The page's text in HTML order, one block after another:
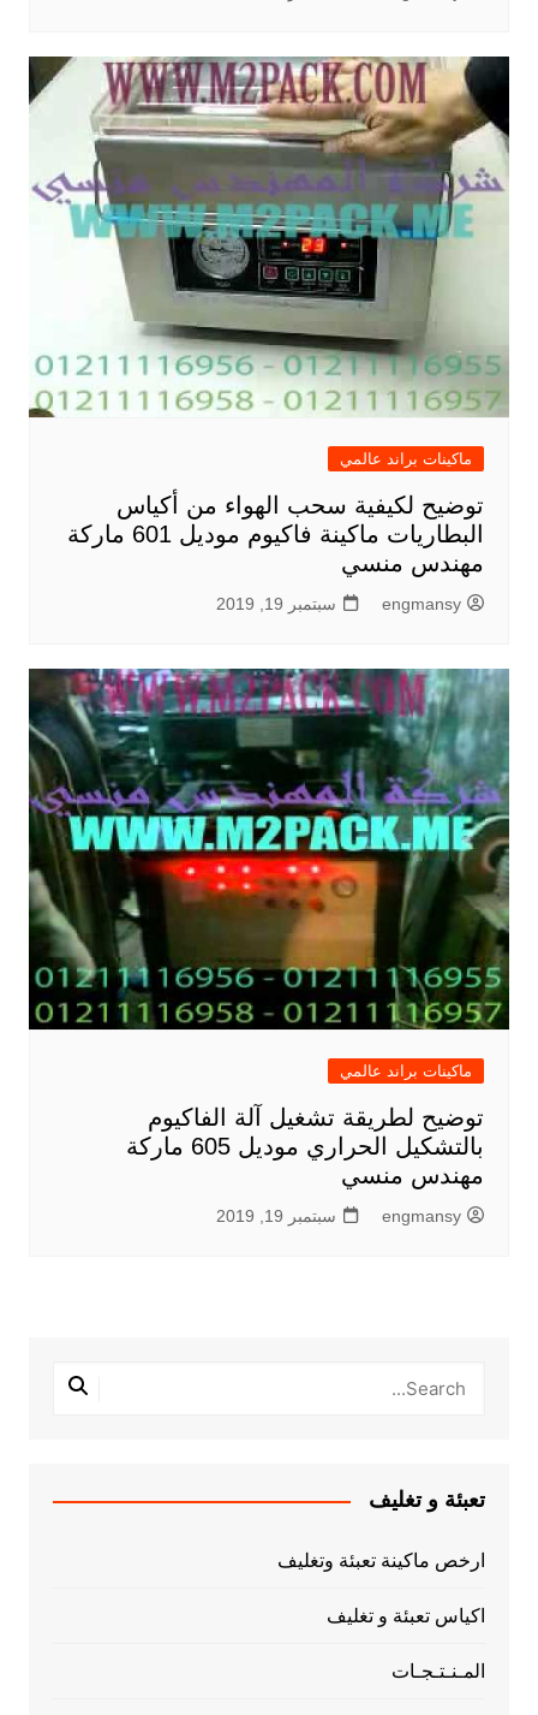
ماكينات براند عالمي
توضيح لكيفية سحب الهواء من أكياس
البطاريات ماكينة فاكيوم موديل 601 ماركة
مهندس منسي
engmansy سبتمبر 19, 2019
ماكينات براند عالمي
توضيح لطريقة تشغيل آلة الفاكيوم
بالتشكيل الحراري موديل 605 ماركة
مهندس منسي
engmansy سبتمبر 19, 2019
تعبئة و تغليف
ارخص ماكينة تعبئة وتغليف
اكياس تعبئة و تغليف
المـنـتـجـات